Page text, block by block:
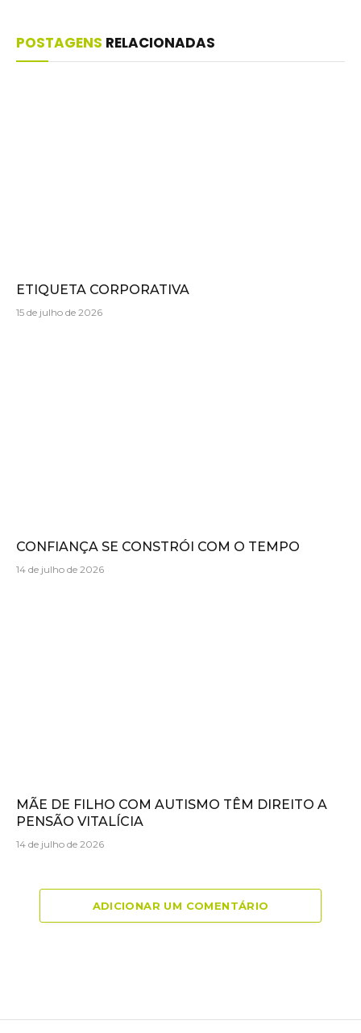
POSTAGENS RELACIONADAS
ETIQUETA CORPORATIVA
15 de julho de 2026
CONFIANÇA SE CONSTRÓI COM O TEMPO
14 de julho de 2026
MÃE DE FILHO COM AUTISMO TÊM DIREITO A
PENSÃO VITALÍCIA
14 de julho de 2026
ADICIONAR UM COMENTÁRIO